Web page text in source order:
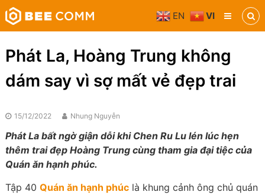
Skip
to
content
Bee
Comm
Truyền
thông
phương
tiện
Phát La, Hoàng Trung không
dám say vì sợ mất vẻ đẹp trai
15/12/2022 Nhung Nguyễn
Phát La bất ngờ giận dỗi khi Chen Ru Lu lén lúc hẹn
thêm trai đẹp Hoàng Trung cùng tham gia đại tiệc của
Quán ăn hạnh phúc.
Tập 40 Quán ăn hạnh phúclà khung cảnh ông chủ quán
EN VI